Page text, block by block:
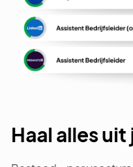
Haal alles